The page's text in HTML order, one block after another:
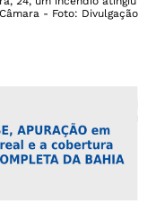
- Foto: Divulgação